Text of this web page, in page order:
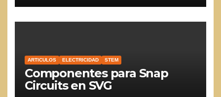
ARTICULOS ELECTRICIDAD STEM
Componentes para Snap
Circuits en SVG